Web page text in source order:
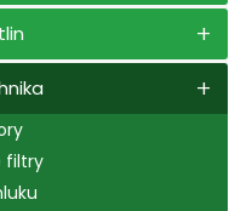
filtry